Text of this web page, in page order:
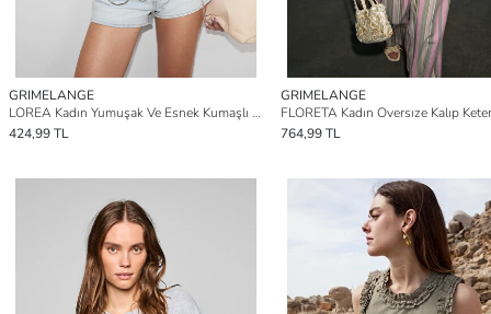
GRIMELANGE
LOREA Kadın Yumuşak Ve Esnek Kumaşlı Baskı Ve Taş Detaylı Slim Fit FUŞYA Atlet
424,99 TL
GRIMELANGE
764,99 TL